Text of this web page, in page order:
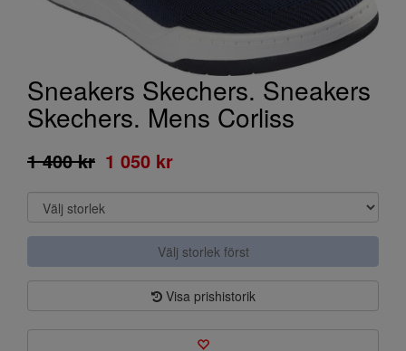
Sneakers Skechers. Sneakers
Skechers. Mens Corliss
1 400 kr 1 050 kr
Välj storlek först
Visa prishistorik